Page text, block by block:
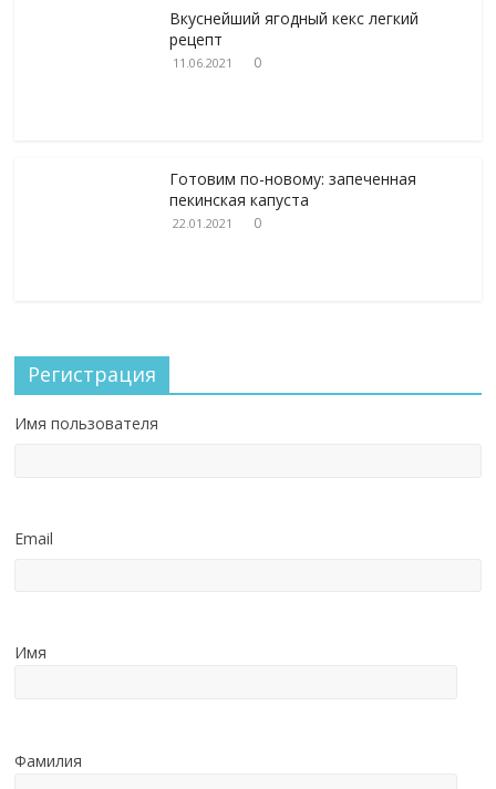
Вкуснейший ягодный кекс легкий
рецепт
11.06.2021 0
Готовим по-новому: запеченная
пекинская капуста
22.01.2021 0
Регистрация
Имя пользователя
Email
Имя
Фамилия